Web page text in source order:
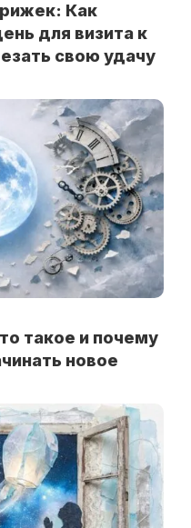
Как
для визита к
свою удачу
такое и почему
новое